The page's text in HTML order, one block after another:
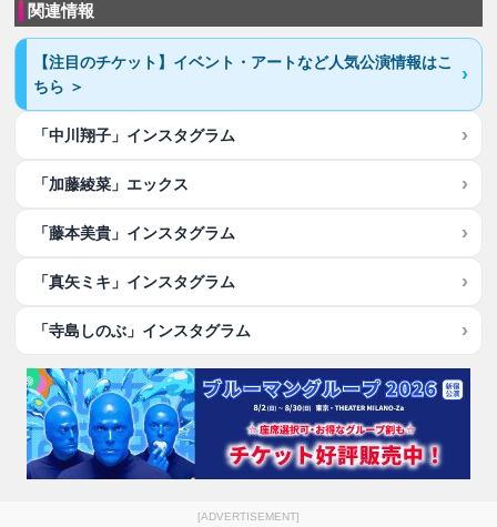
関連情報
【注目のチケット】イベント・アートなど人気公演情報はこ
ちら ＞
「中川翔子」インスタグラム
「加藤綾菜」エックス
「藤本美貴」インスタグラム
「真矢ミキ」インスタグラム
「寺島しのぶ」インスタグラム
[ADVERTISEMENT]